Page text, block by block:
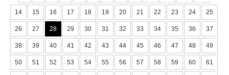
14 15 16 17 18 19 20 21 22 23 24 25
26 27 28 29 30 31 32 33 34 35 36 37
38 39 40 41 42 43 44 45 46 47 48 49
50 51 52 53 54 55 56 57 58 59 60 61